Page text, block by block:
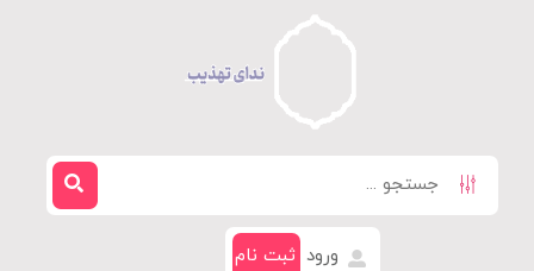
ورود ثبت نام